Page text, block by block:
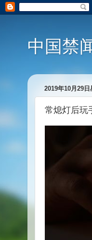
中国禁
2019年10月29日
常熄灯后玩